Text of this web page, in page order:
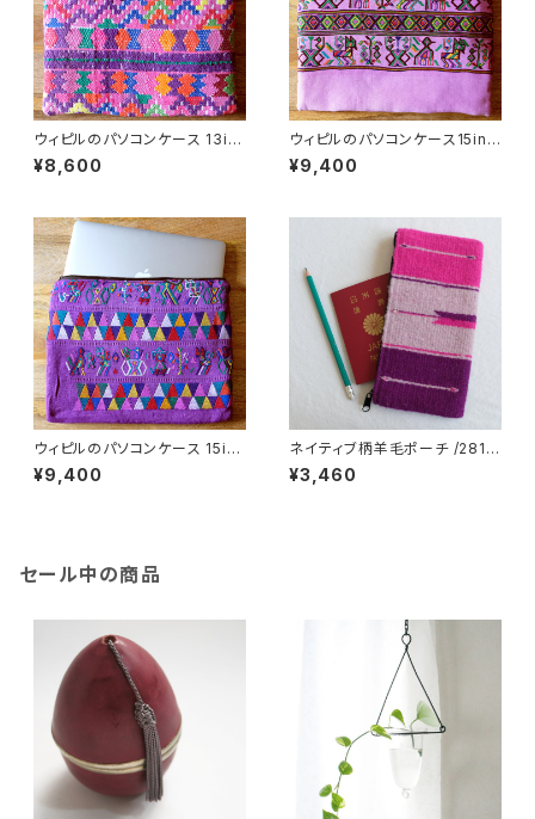
ウィピルのパソコンケース 13in
ch /295c/ GUATEMALA グア
テマラ
¥8,600
ウィピルのパソコンケース15inc
h /295a/ GUATEMALA グア
テマラ
¥9,400
ウィピルのパソコンケース 15inc
h /295b/ GUATEMALA グア
テマラ
¥9,400
ネイティブ柄羊毛ポーチ /281
e/ MEXICO メキシコ
¥3,460
セール中の商品